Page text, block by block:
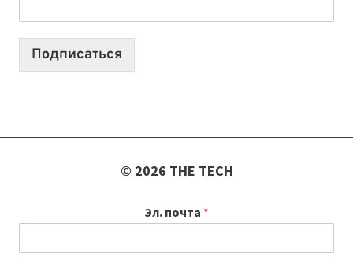
СОЗДАВАТЬ
ПРОДУКТЫ
Подписаться
© 2026 THE TECH
Эл. почта *